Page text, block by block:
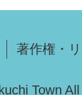
著作権・
Town